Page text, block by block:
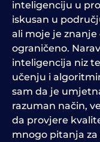
inteligenciju u
iskusan u
ali moje je
ograničeno.
inteligencija niz
učenju i
sam da je
razuman način,
da provjere
mnogo pitanja